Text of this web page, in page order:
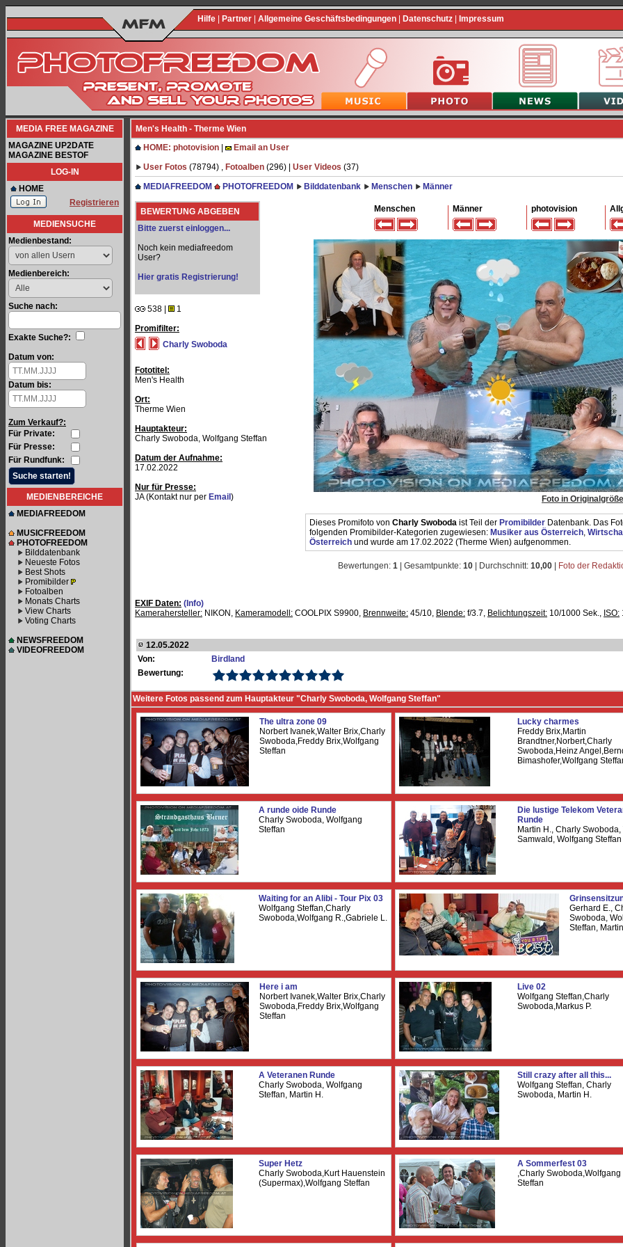
Hilfe Partner Allgemeine Geschäftsbedingungen Datenschutz Impressum
MEDIA FREE MAGAZINE
MAGAZINE UP2DATE
MAGAZINE BESTOF
LOG-IN
HOME
Registrieren
MEDIENSUCHE
Medienbestand:
Medienbereich:
Suche nach:
Exakte Suche?:
Datum von:
Datum bis:
Zum Verkauf?:
Für Private:
Für Presse:
Für Rundfunk:
MEDIENBEREICHE
MEDIAFREEDOM
MUSICFREEDOM
PHOTOFREEDOM
Bilddatenbank
Neueste Fotos
Best Shots
Promibilder
Fotoalben
Monats Charts
View Charts
Voting Charts
NEWSFREEDOM
VIDEOFREEDOM
Men's Health - Therme Wien
HOME: photovision
Email an User
User Fotos (78794) , Fotoalben (296) | User Videos (37)
MEDIAFREEDOM
PHOTOFREEDOM Bilddatenbank Menschen Männer
BEWERTUNG ABGEBEN
Bitte zuerst einloggen...
Noch kein mediafreedom
User?
Hier gratis Registrierung!
538 |
1
Promifilter:
Charly Swoboda
Fototitel:
Men's Health
Ort:
Therme Wien
Hauptakteur:
Charly Swoboda, Wolfgang Steffan
Datum der Aufnahme:
17.02.2022
Nur für Presse:
JA (Kontakt nur per Email )
Menschen Männer photovision
Foto in
Dieses Promifoto von Charly Swoboda ist Teil der Promibilder Datenbank. Das
folgenden Promibilder-Kategorien zugewiesen: Musiker aus Österreich,
Österreich und wurde am 17.02.2022 (Therme Wien) aufgenommen.
Bewertungen: 1 | Gesamtpunkte: 10 | Durchschnitt: 10,00 Foto der
EXIF Daten: (Info)
Kamerahersteller: NIKON, Kameramodell: COOLPIX S9900, Brennweite: 45/10, Blende: f/3.7, Belichtungszeit: 10/1000 Sek., ISO:
12.05.2022
Von:
Birdland
Bewertung:
Weitere Fotos passend zum Hauptakteur "Charly Swoboda, Wolfgang Steffan"
The ultra zone 09
Norbert Ivanek,Walter Brix,Charly
Swoboda,Freddy Brix,Wolfgang
Steffan
Lucky charmes
Freddy Brix,Martin
Brandtner,Norbert,Charly
Swoboda,Heinz
Bimashofer,Wolfgang
A runde oide Runde
Charly Swoboda, Wolfgang
Steffan
Die lustige Telekom
Runde
Martin H., Charly Swoboda,
Samwald, Wolfgang Steffan
Waiting for an Alibi - Tour Pix 03
Wolfgang Steffan,Charly
Swoboda,Wolfgang R.,Gabriele L.
Gerhard E.,
Swoboda,
Steffan,
Here i am
Norbert Ivanek,Walter Brix,Charly
Swoboda,Freddy Brix,Wolfgang
Steffan
Live 02
Wolfgang Steffan,Charly
Swoboda,Markus P.
A Veteranen Runde
Charly Swoboda, Wolfgang
Steffan, Martin H.
Still crazy after all this...
Wolfgang Steffan, Charly
Swoboda, Martin H.
Super Hetz
Charly Swoboda,Kurt Hauenstein
(Supermax),Wolfgang Steffan
A Sommerfest 03
,Charly Swoboda,Wolfgang
Steffan